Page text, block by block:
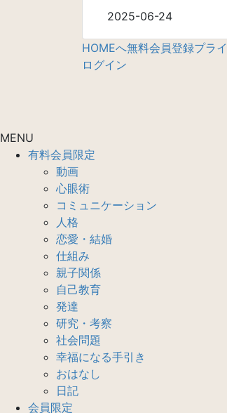
2025-06-24
HOMEへ無料会員登録プラ
ログイン
MENU
有料会員限定
動画
心眼術
コミュニケーション
人格
恋愛・結婚
仕組み
親子関係
自己教育
発達
研究・考察
社会問題
幸福になる手引き
おはなし
日記
会員限定